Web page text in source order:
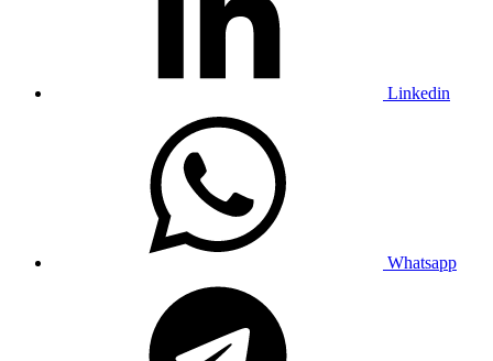
Linkedin
Whatsapp